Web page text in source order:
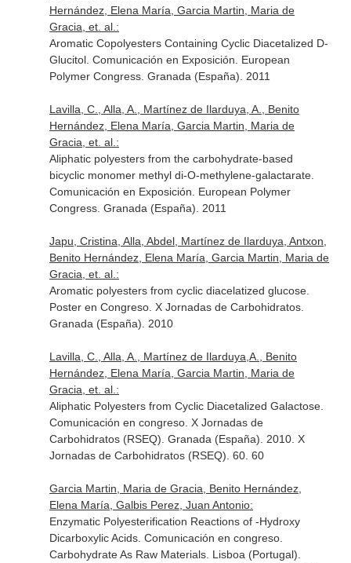
Hernández, Elena María, Garcia Martin, Maria de
Gracia, et. al.:
Aromatic Copolyesters Containing Cyclic Diacetalized D-
Glucitol. Comunicación en Exposición. European
Polymer Congress. Granada (España). 2011
Lavilla, C., Alla, A., Martínez de Ilarduya, A., Benito
Hernández, Elena María, Garcia Martin, Maria de
Gracia, et. al.:
Aliphatic polyesters from the carbohydrate-based
bicyclic monomer methyl di-O-methylene-galactarate.
Comunicación en Exposición. European Polymer
Congress. Granada (España). 2011
Japu, Cristina, Alla, Abdel, Martínez de Ilarduya, Antxon,
Benito Hernández, Elena María, Garcia Martin, Maria de
Gracia, et. al.:
Aromatic polyesters from cyclic diacelatized glucose.
Poster en Congreso. X Jornadas de Carbohidratos.
Granada (España). 2010
Lavilla, C., Alla, A., Martínez de Ilarduya,A., Benito
Hernández, Elena María, Garcia Martin, Maria de
Gracia, et. al.:
Aliphatic Polyesters from Cyclic Diacetalized Galactose.
Comunicación en congreso. X Jornadas de
Carbohidratos (RSEQ). Granada (España). 2010. X
Jornadas de Carbohidratos (RSEQ). 60. 60
Garcia Martin, Maria de Gracia, Benito Hernández,
Elena María, Galbis Perez, Juan Antonio:
Enzymatic Polyesterification Reactions of -Hydroxy
Dicarboxylic Acids. Comunicación en congreso.
Carbohydrate As Raw Materials. Lisboa (Portugal).